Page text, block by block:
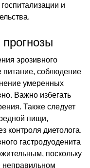
и
эрозивного
питание, соблюдение
умеренных
Важно избегать
Также следует
пищи,
контроля диетолога.
гастродуоденита
поскольку
неправильном